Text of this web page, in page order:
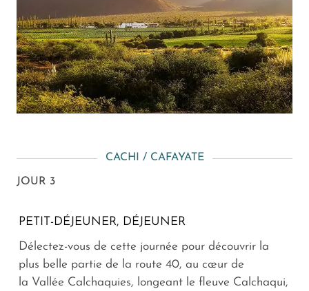
CACHI / CAFAYATE
JOUR 3
PETIT-DÉJEUNER, DÉJEUNER
Délectez-vous de cette journée pour découvrir la
plus belle partie de la route 40, au cœur de
la Vallée Calchaquies, longeant le fleuve Calchaqui,